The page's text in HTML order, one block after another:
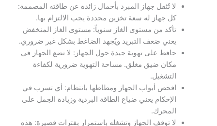
لا تُثقل جهاز المبرد بأحمال زائدة عن طاقته المصممة:
كل جهاز له سعة تخزين محددة يجب الالتزام بها.
تأكد من مستوى الغاز سنوياً: مستوى الغاز المنخفض
يعني ضعف التبريد ويُجهد الضاغط بشكل غير ضروري.
حافظ على تهوية جيدة حول الجهاز: لا تضع الجهاز في
مكان ضيق مغلق. مساحة التهوية ضرورية لكفاءة
التشغيل.
افحص أبواب الجهاز ومطاطها بانتظام: أي تسرب في
الإحكام يعني ضياع الطاقة البردية وزيادة الحِمل على
المحرك.
لا توقف الجهاز وتشغله باستمرار بفترات قصيرة: هذه